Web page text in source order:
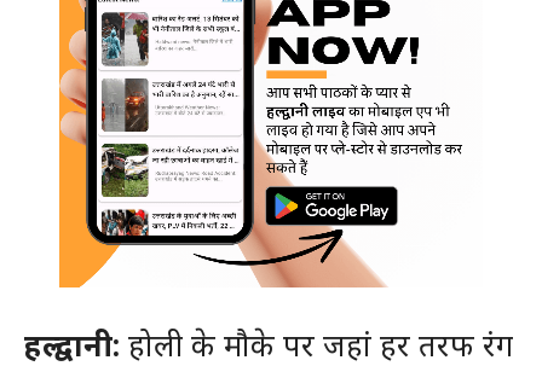
हल्द्वानी: होली के मौके पर जहां हर तरफ रंग